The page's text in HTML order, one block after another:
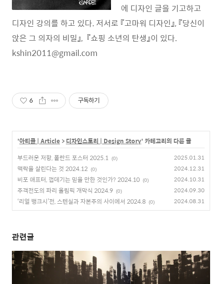
에 디자인 글을 기고하고
디자인 강의를 하고 있다. 저서로 『고마워 디자인』, 『당신이
앉은 그 의자의 비밀』, 『쇼핑 소년의 탄생』이 있다.
kshin2011@gmail.com
6 구독하기
'아티클 | Article > 디자인스토리 | Design Story' 카테고리의 다른 글
부드러운 저항, 폴란드 포스터 2025.1 (0) 2025.01.31
맥락을 살린다는 것 2024.12 (0) 2024.12.31
비포 애프터, 껍데기는 믿을 만한 것인가? 2024.10 (0) 2024.10.31
주객전도의 파리 올림픽 개막식 2024.9 (0) 2024.09.30
‘리얼 뱅크시’전, 스텐실과 자본주의 사이에서 2024.8 (0) 2024.08.31
관련글